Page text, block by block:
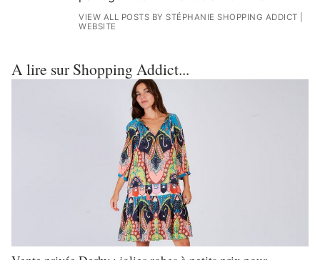
VIEW ALL POSTS BY STÉPHANIE SHOPPING ADDICT
WEBSITE
A lire sur Shopping Addict...